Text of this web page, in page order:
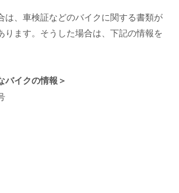
は、車検証などのバイクに関する書類が
ります。そうした場合は、下記の情報を
バイクの情報＞